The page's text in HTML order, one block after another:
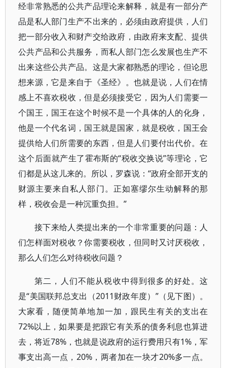
经非常熟悉的公共产品理论来解释，就是有一部分产
品是私人部门生产不出来的，必须由政府提供，人们
把一部分收入和财产交给政府，由政府来支配、提供
公共产品和公共服务，而私人部门怎么发展也生产不
出来这些公共产品。这是大家都熟悉的理论，但论思
想来源，它是来自于《圣经》。也就是说，人们在情
感上不喜欢税收，但是必须接受它，因为人们需要一
个国王，国王在这个时候不是一个具体的人的化身，
他是一个代名词，国王就是国家，就是税收，国王会
提供给人们所需要的东西，但是人们要付出代价。在
这个后面就产生了霍布斯的“税收交换说”等理论，它
们都是从这儿来的。所以，罗森说：“政府全部开支的
财源主要来自私人部门。正如塞缪尔生动解释的那
样，税收会是一种沉重负担。”
接下来给人类提出来的一个非常重要的问题：人
们怎样面对税收？你需要税收，但同时又讨厌税收，
那么人们怎么对待税收问题？
第二，人们不能从税收中得到很多的好处。这
是“美国联邦总支出（2011财政年度）”（见下图）。
大家看，随便简单地加一加，跟民生有关的支出在
72%以上，如果要是把跟它有关系的债务利息也算进
去，将近78%，也就是说政府的运行费用只有1%，军
事支出高一点，20%，两者加在一块才20%多一点。